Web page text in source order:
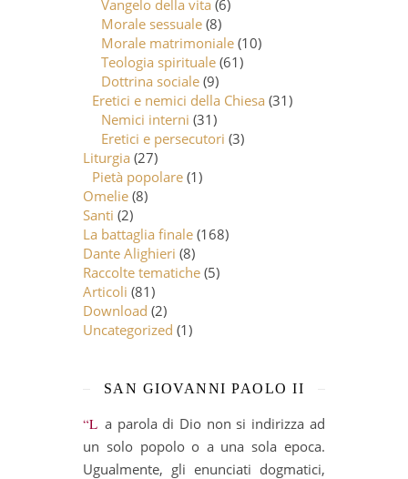
Vangelo della vita (6)
Morale sessuale (8)
Morale matrimoniale (10)
Teologia spirituale (61)
Dottrina sociale (9)
Eretici e nemici della Chiesa (31)
Nemici interni (31)
Eretici e persecutori (3)
Liturgia (27)
Pietà popolare (1)
Omelie (8)
Santi (2)
La battaglia finale (168)
Dante Alighieri (8)
Raccolte tematiche (5)
Articoli (81)
Download (2)
Uncategorized (1)
SAN GIOVANNI PAOLO II
“La parola di Dio non si indirizza ad
un solo popolo o a una sola epoca.
Ugualmente, gli enunciati dogmatici,